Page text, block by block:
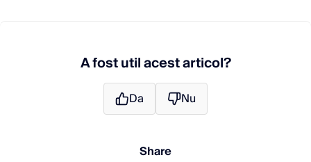
A fost util acest articol?
Da Nu
Share